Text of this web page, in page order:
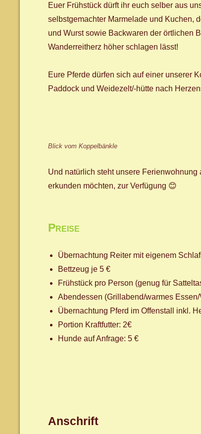
Euer Frühstück dürft ihr euch selber aus
selbstgemachter Marmelade und Kuchen,
und Wurst sowie Backwaren der örtlichen
Wanderreitherz höher schlagen lässt!
Eure Pferde dürfen sich auf einer unserer
Paddock und Weidezelt/-hütte nach
Blick vom Koppelbänkle
Und natürlich steht unsere
erkunden möchten, zur Verfügung 😊
Preise
Übernachtung Reiter mit eigenem
Bettzeug je 5 €
Frühstück pro Person (genug für
Abendessen (Grillabend/warmes
Übernachtung Pferd im Offenstall inkl.
Portion Kraftfutter: 2€
Hunde auf Anfrage: 5 €
Anschrift